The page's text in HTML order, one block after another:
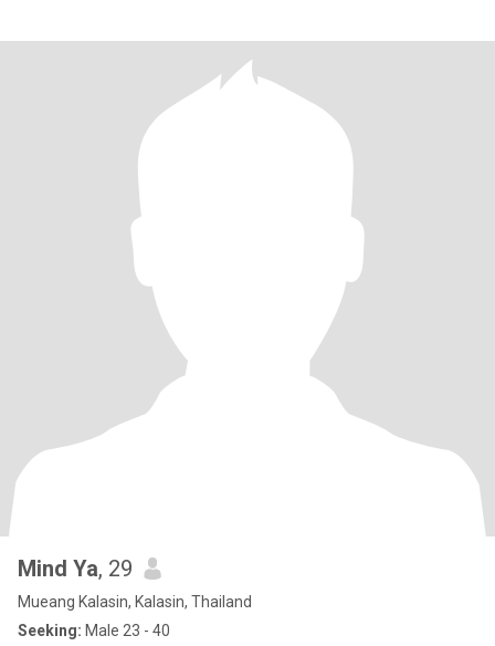
Mind Ya, 29
Mueang Kalasin, Kalasin, Thailand
Seeking: Male 23 - 40